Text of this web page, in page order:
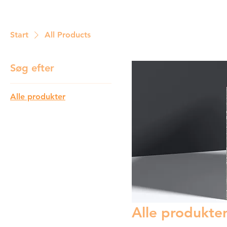
Start All Products
Søg efter
Alle produkter
Alle